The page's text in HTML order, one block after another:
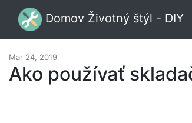
Domov Životný štýl - DIY
Mar 24, 2019
Ako používať